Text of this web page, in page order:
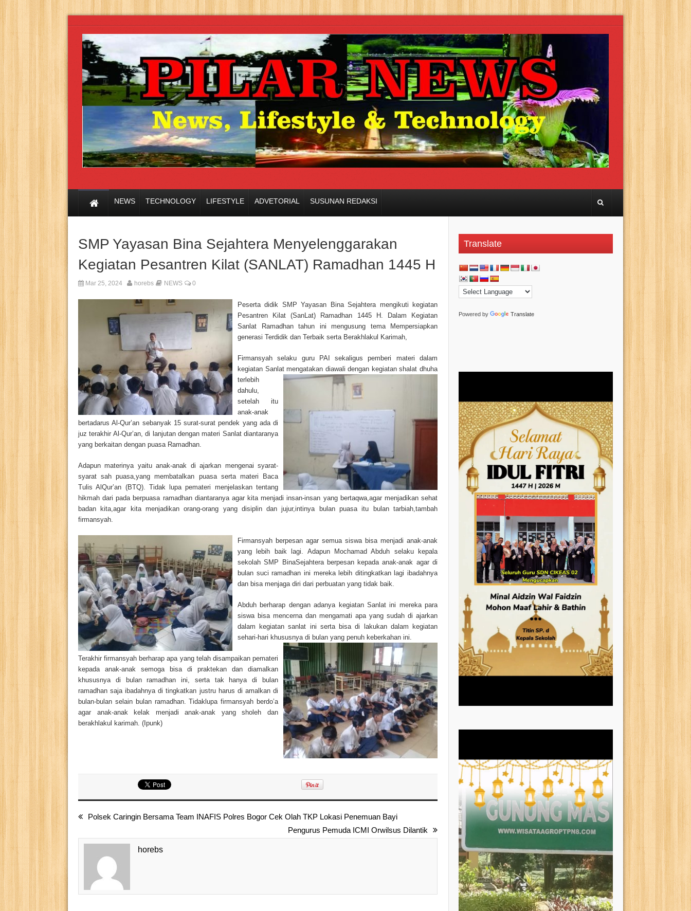
NEWS TECHNOLOGY LIFESTYLE ADVETORIAL SUSUNAN REDAKSI
SMP Yayasan Bina Sejahtera Menyelenggarakan
Kegiatan Pesantren Kilat (SANLAT) Ramadhan 1445 H
Mar 25, 2024 horebs NEWS 0
Peserta didik SMP Yayasan Bina Sejahtera mengikuti kegiatan
Pesantren Kilat (SanLat) Ramadhan 1445 H. Dalam Kegiatan
Sanlat Ramadhan tahun ini mengusung tema Mempersiapkan
generasi Terdidik dan Terbaik serta Berakhlakul Karimah,
Firmansyah selaku guru PAI sekaligus pemberi materi dalam
kegiatan Sanlat mengatakan diawali dengan kegiatan shalat dhuha
terlebih
dahulu,
setelah itu
anak-anak
bertadarus Al-Qur’an sebanyak 15 surat-surat pendek yang ada di
juz terakhir Al-Qur’an, di lanjutan dengan materi Sanlat diantaranya
yang berkaitan dengan puasa Ramadhan.
Adapun materinya yaitu anak-anak di ajarkan mengenai syarat-
syarat sah puasa,yang membatalkan puasa serta materi Baca
Tulis AlQur’an (BTQ). Tidak lupa pemateri menjelaskan tentang
hikmah dari pada berpuasa ramadhan diantaranya agar kita menjadi insan-insan yang bertaqwa,agar menjadikan sehat
badan kita,agar kita menjadikan orang-orang yang disiplin dan jujur,intinya bulan puasa itu bulan tarbiah,tambah
firmansyah.
Firmansyah berpesan agar semua siswa bisa menjadi anak-anak
yang lebih baik lagi. Adapun Mochamad Abduh selaku kepala
sekolah SMP BinaSejahtera berpesan kepada anak-anak agar di
bulan suci ramadhan ini mereka lebih ditingkatkan lagi ibadahnya
dan bisa menjaga diri dari perbuatan yang tidak baik.
Abduh berharap dengan adanya kegiatan Sanlat ini mereka para
siswa bisa mencerna dan mengamati apa yang sudah di ajarkan
dalam kegiatan sanlat ini serta bisa di lakukan dalam kegiatan
sehari-hari khususnya di bulan yang penuh keberkahan ini.
Terakhir firmansyah berharap apa yang telah disampaikan pemateri
kepada anak-anak semoga bisa di praktekan dan diamalkan
khususnya di bulan ramadhan ini, serta tak hanya di bulan
ramadhan saja ibadahnya di tingkatkan justru harus di amalkan di
bulan-bulan selain bulan ramadhan. Tidaklupa firmansyah berdo’a
agar anak-anak kelak menjadi anak-anak yang sholeh dan
berakhlakul karimah. (Ipunk)
Polsek Caringin Bersama Team INAFIS Polres Bogor Cek Olah TKP Lokasi Penemuan Bayi
Pengurus Pemuda ICMI Orwilsus Dilantik
horebs
Translate
Powered by Translate